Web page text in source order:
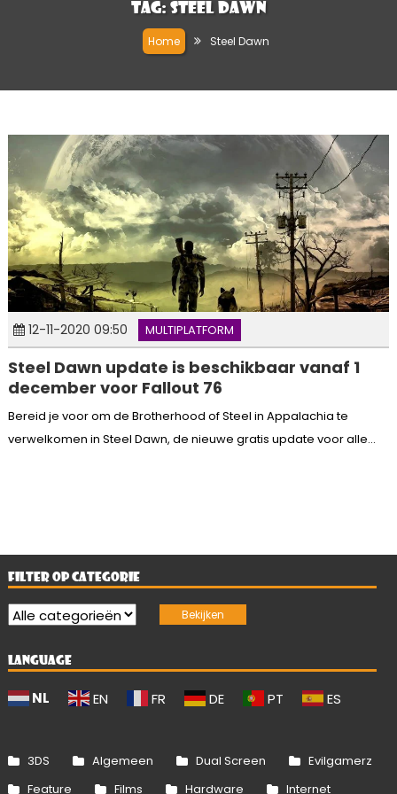
Tag: Steel Dawn
Home Steel Dawn
12-11-2020 09:50 MULTIPLATFORM
Steel Dawn update is beschikbaar vanaf 1
december voor Fallout 76
Bereid je voor om de Brotherhood of Steel in Appalachia te
verwelkomen in Steel Dawn, de nieuwe gratis update voor alle...
FILTER OP CATEGORIE
LANGUAGE
NL EN FR DE PT ES
3DS Algemeen Dual Screen
Evilgamerz
Feature
Films Hardware Internet